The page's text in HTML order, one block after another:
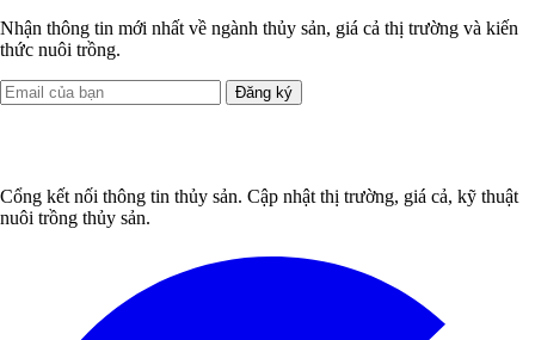
Nhận thông tin mới nhất về ngành thủy sản, giá cả thị trường và kiến
thức nuôi trồng.
Đăng ký
Cổng kết nối thông tin thủy sản. Cập nhật thị trường, giá cả, kỹ thuật
nuôi trồng thủy sản.